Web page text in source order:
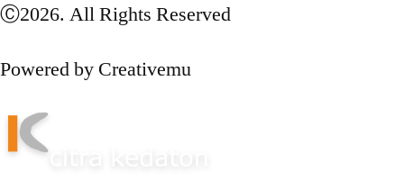
Ⓒ2026. All Rights Reserved
Powered by Creativemu